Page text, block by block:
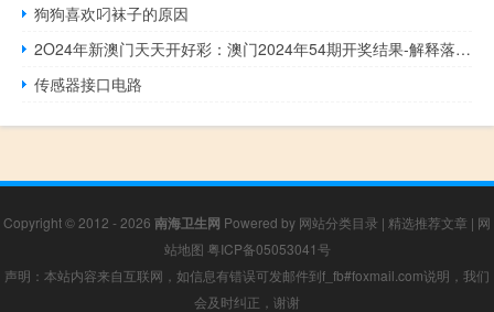
狗狗喜欢叼袜子的原因
2O24年新澳门天天开好彩：澳门2024年54期开奖结果-解释落实-2520.3D.A438
传感器接口电路
Copyright © 2012 - 2026 南海卫生网 Powered by 网站分类目录 | 精选推荐文章 | 网
站地图 粤ICP备05053041号
声明：本站内容来自互联网，如信息有错误可发邮件到f_fb#foxmail.com说明，我们
会及时纠正，谢谢